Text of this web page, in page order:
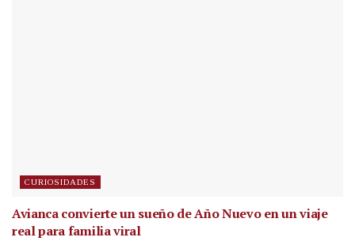
CURIOSIDADES
Avianca convierte un sueño de Año Nuevo en un viaje
real para familia viral